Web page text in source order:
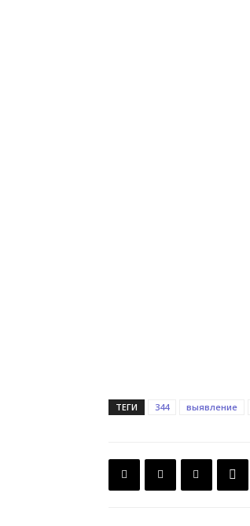
ТЕГИ 344 выявление